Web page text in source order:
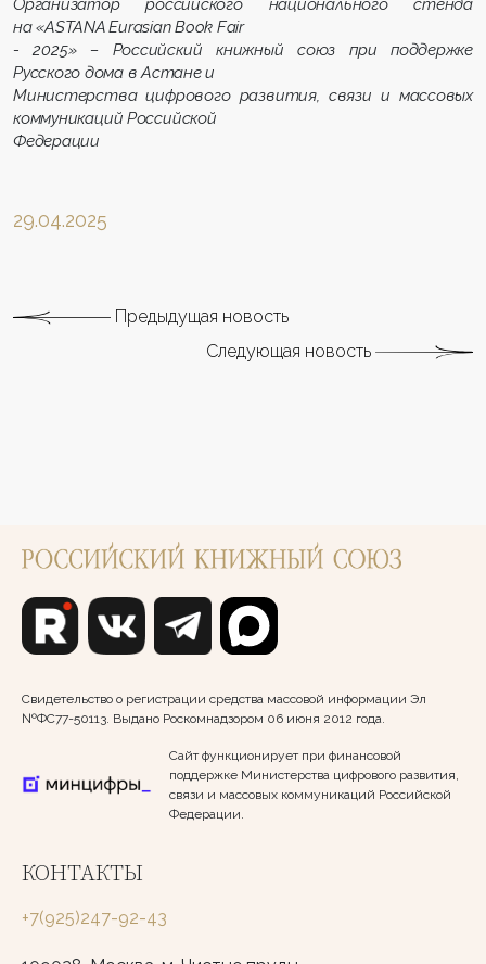
Организатор российского национального стенда
на «ASTANA Eurasian Book Fair
- 2025» – Российский книжный союз при поддержке
Русского дома в Астане и
Министерства цифрового развития, связи и массовых
коммуникаций Российской
Федерации
29.04.2025
Предыдущая новость
Следующая новость
Свидетельство о регистрации средства массовой информации Эл
№ФС77-50113. Выдано Роскомнадзором 06 июня 2012 года.
Сайт функционирует при финансовой
поддержке Министерства цифрового развития,
связи и массовых коммуникаций Российской
Федерации.
КОНТАКТЫ
+7(925)247-92-43